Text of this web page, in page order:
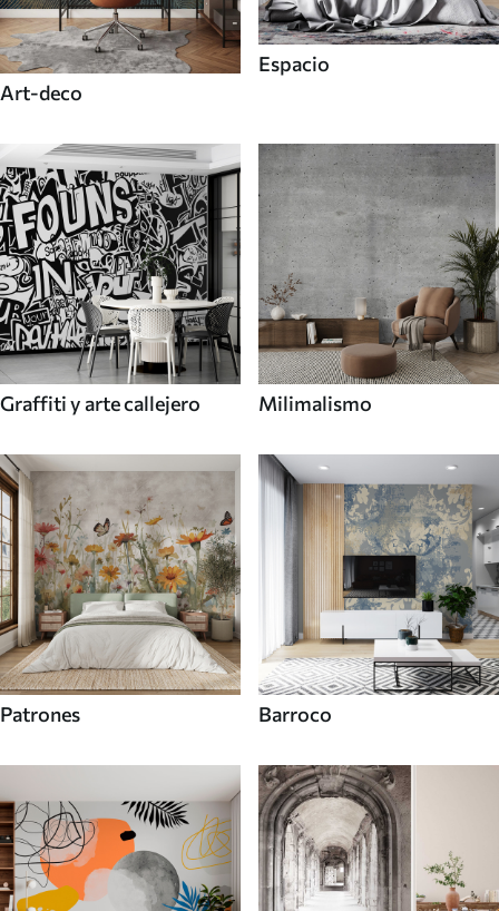
Art-deco
Espacio
Graffiti y arte callejero Milimalismo
Patrones Barroco